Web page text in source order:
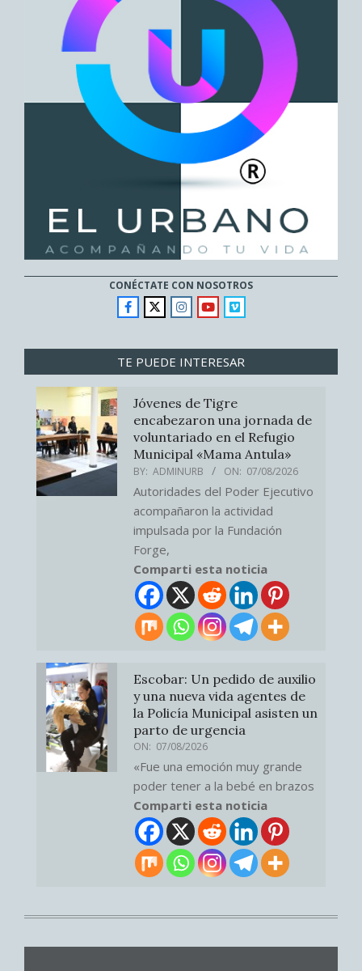
CONÉCTATE CON NOSOTROS
TE PUEDE INTERESAR
Jóvenes de Tigre
encabezaron una jornada de
voluntariado en el Refugio
Municipal «Mama Antula»
BY: ADMINURB ON: 07/08/2026
Autoridades del Poder Ejecutivo
acompañaron la actividad
impulsada por la Fundación
Forge,
Comparti esta noticia
Escobar: Un pedido de auxilio
y una nueva vida agentes de
la Policía Municipal asisten un
parto de urgencia
ON: 07/08/2026
«Fue una emoción muy grande
poder tener a la bebé en brazos
Comparti esta noticia